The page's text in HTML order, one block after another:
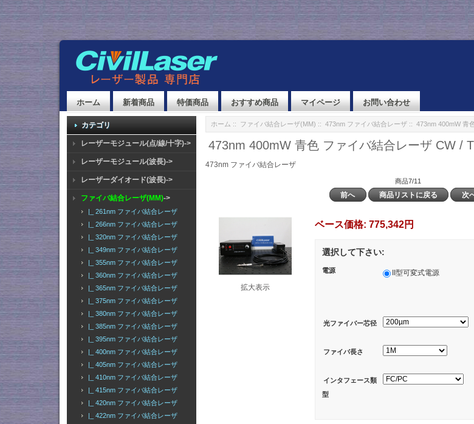
ホーム 新着商品 特価商品 おすすめ商品 マイページ お問い合わせ
カテゴリ
レーザーモジュール(点/線/十字)->
レーザーモジュール(波長)->
レーザーダイオード(波長)->
ファイバ結合レーザ(MM)->
|_ 261nm ファイバ結合レーザ
|_ 266nm ファイバ結合レーザ
|_ 320nm ファイバ結合レーザ
|_ 349nm ファイバ結合レーザ
|_ 355nm ファイバ結合レーザ
|_ 360nm ファイバ結合レーザ
|_ 365nm ファイバ結合レーザ
|_ 375nm ファイバ結合レーザ
|_ 380nm ファイバ結合レーザ
|_ 385nm ファイバ結合レーザ
|_ 395nm ファイバ結合レーザ
|_ 400nm ファイバ結合レーザ
|_ 405nm ファイバ結合レーザ
|_ 410nm ファイバ結合レーザ
|_ 415nm ファイバ結合レーザ
|_ 420nm ファイバ結合レーザ
|_ 422nm ファイバ結合レーザ
ホーム :: ファイバ結合レーザ(MM) :: 473nm ファイバ結合レーザ:: 473nm 400mW 青
473nm 400mW 青色 ファイバ結合レーザ CW /
473nm ファイバ結合レーザ
商品7/11
前へ 商品リストに戻る 次
拡大表示
ベース価格: 775,342円
選択して下さい:
電源 II型可変式電源
光ファイバー芯径
ファイバ長さ
インタフェース類
型